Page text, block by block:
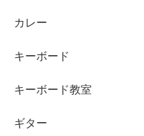
カレー
キーボード
キーボード教室
ギター